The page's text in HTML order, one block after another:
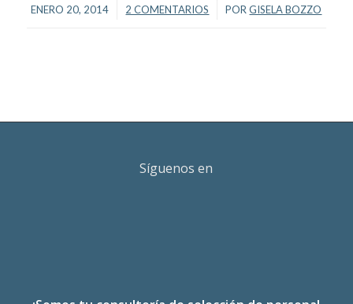
ENERO 20, 2014
/ 2 COMENTARIOS
/ PORGISELA BOZZO
Síguenos en